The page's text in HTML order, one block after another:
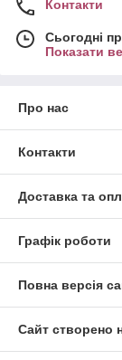
Контакти
Сьогодні
Показати
Про нас
Контакти
Доставка та
Графік роботи
Повна версія
Сайт створено